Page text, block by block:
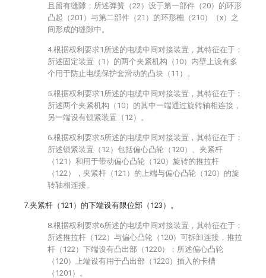
且留有缝隙；所述弹簧（22）设于第一部件（20）的环形
凸起（201）与第二部件（21）的环形槽（210）（x）之
间形成的缝隙中。
4.根据权利要求1所述的电缆中间对接装置，其特征在于：
所述固定装置（1）的两个夹紧机构（10）内壁上设有多
个用于防止电缆保护套滑动的凸块（11）。
5.根据权利要求1所述的电缆中间对接装置，其特征在于：
所述两个夹紧机构（10）的其中一端通过旋转轴相连接，
另一端设有锁紧装置（12）。
6.根据权利要求5所述的电缆中间对接装置，其特征在于：
所述锁紧装置（12）包括偏心凸轮（120）、夹紧杆
（121）和用于带动偏心凸轮（120）旋转的推拉杆
（122），夹紧杆（121）的上端与偏心凸轮（120）的旋
转轴相连接。
7.夹紧杆（121）的下端设有限位部（123）。
8.根据权利要求6所述的电缆中间对接装置，其特征在于：
所述推拉杆（122）与偏心凸轮（120）可拆卸连接，推拉
杆（122）下端设有凸出部（1220）；所述偏心凸轮
（120）上端设有用于凸出部（1220）插入的卡槽
（1201）。